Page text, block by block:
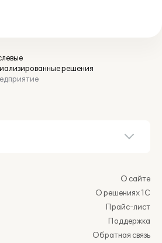
решения
О сайте
О решениях 1С
Прайс-лист
Поддержка
Обратная связь